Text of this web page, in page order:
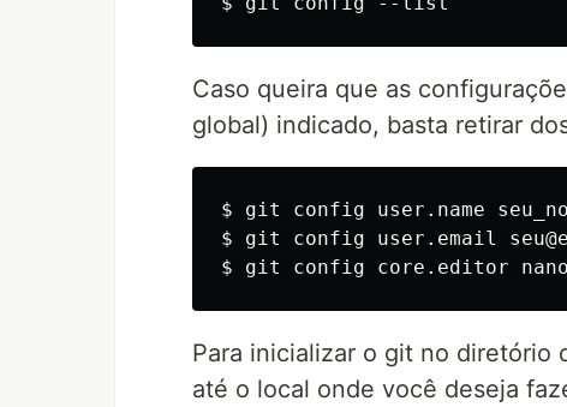
Caso queira que as
global) indicado, basta retirar
$ git config user.name
$ git config user.email
Para inicializar o git no diretório
até o local onde você deseja